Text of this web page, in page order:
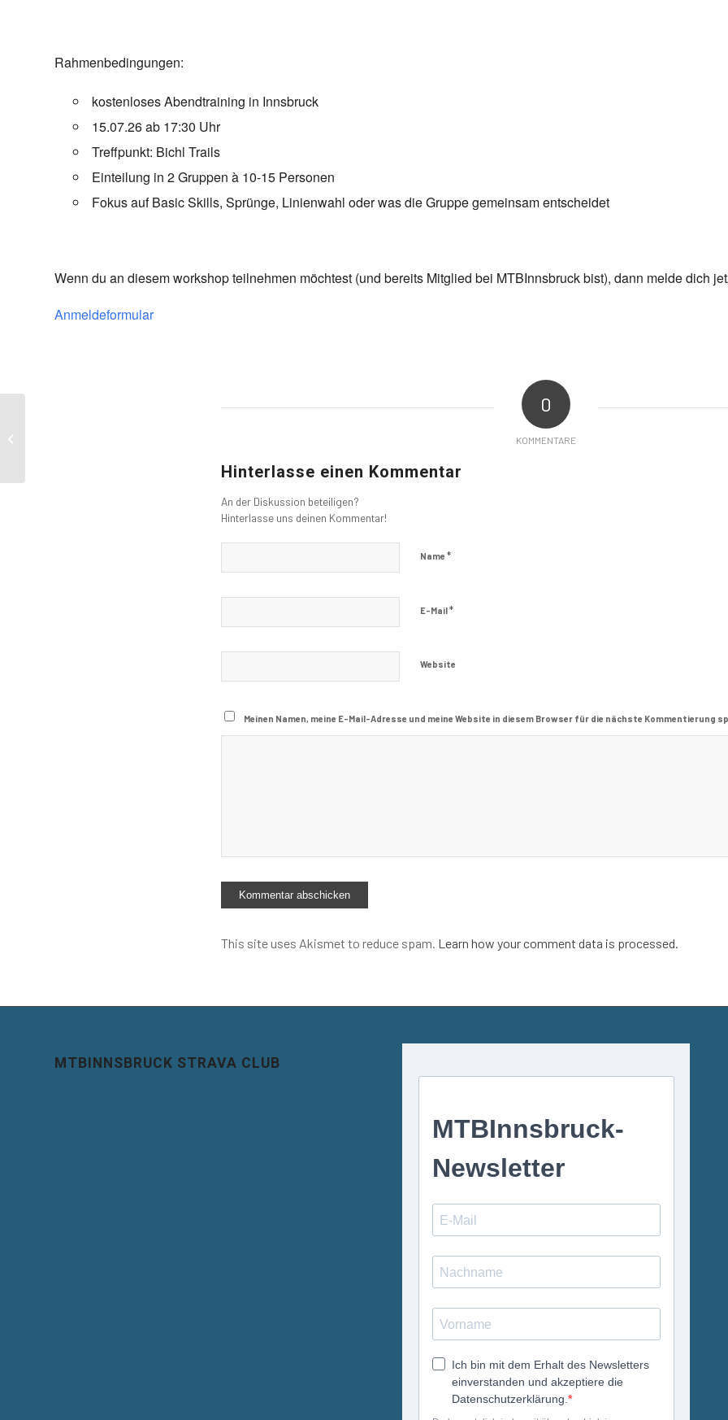
Rahmenbedingungen:
kostenloses Abendtraining in Innsbruck
15.07.26 ab 17:30 Uhr
Treffpunkt: Bichl Trails
Einteilung in 2 Gruppen à 10-15 Personen
Fokus auf Basic Skills, Sprünge, Linienwahl oder was die Gruppe gemeinsam entscheidet
Wenn du an diesem workshop teilnehmen möchtest (und bereits Mitglied bei MTBInnsbruck bist), dann melde dich
Anmeldeformular
0
KOMMENTARE
Hinterlasse einen Kommentar
An der Diskussion beteiligen?
Hinterlasse uns deinen Kommentar!
Name *
E-Mail*
Website
Meinen Namen, meine E-Mail-Adresse und meine Website in diesem Browser für die nächste Kommentierung
This site uses Akismet to reduce spam. Learn how your comment data is processed.
MTBINNSBRUCK STRAVA CLUB